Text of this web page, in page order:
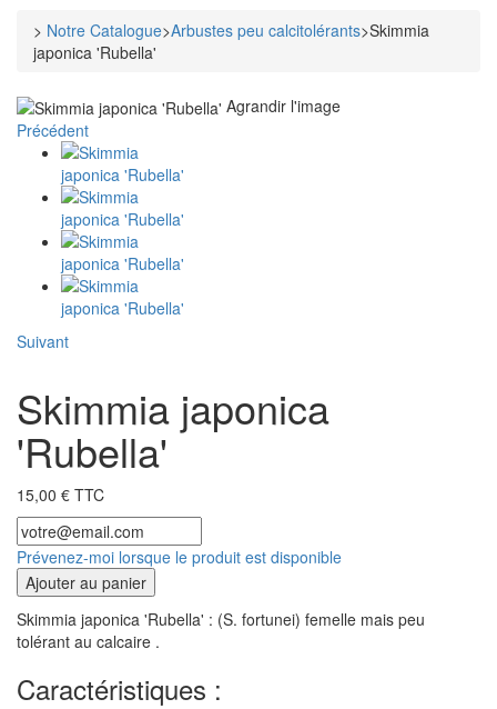
> Notre Catalogue>Arbustes peu calcitolérants>Skimmia
japonica 'Rubella'
Agrandir l'image
Précédent
Suivant
Skimmia japonica
'Rubella'
15,00 € TTC
Prévenez-moi lorsque le produit est disponible
Ajouter au panier
Skimmia japonica 'Rubella' : (S. fortunei) femelle mais peu
tolérant au calcaire .
Caractéristiques :